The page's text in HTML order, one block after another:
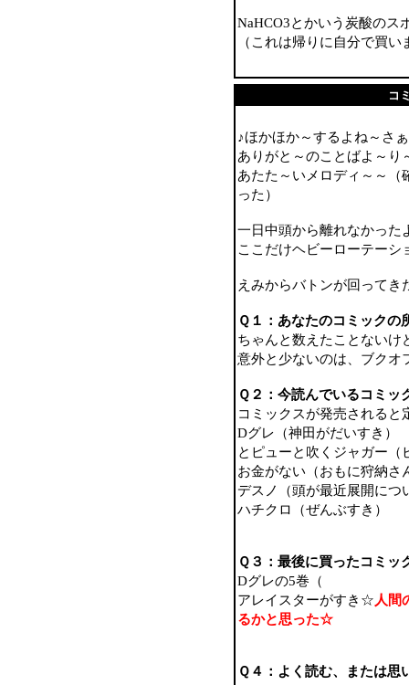
NaHCO3とかいう炭酸のス
（これは帰りに自分で買い
コ
♪ほかほか～するよね～さ
ありがと～のことばよ～り
あたた～いメロディ～～（
った）
一日中頭から離れなかった
ここだけヘビーローテーシ
えみからバトンが回ってき
Ｑ１：あなたのコミックの
ちゃんと数えたことないけ
意外と少ないのは、ブクオ
Ｑ２：今読んでいるコミッ
コミックスが発売されると
Dグレ（神田がだいすき）
とピューと吹くジャガー
お金がない（おもに狩納さ
デスノ（頭が最近展開につ
ハチクロ（ぜんぶすき）
Ｑ３：最後に買ったコミッ
Dグレの5巻（
アレイスターがすき☆ 人間
るかと思った☆
Ｑ４：よく読む、または思